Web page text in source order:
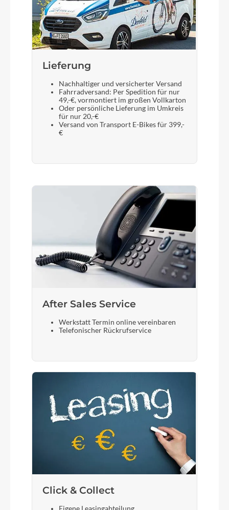
CUBE Dropper Post, Handlebar Lever, Internal
Cable Routing, 316mm
Lieferung
Nachhaltiger und versicherter Versand
Fahrradversand: Per Spedition für nur
49,-€, vormontiert im großen Vollkarton
Oder persönliche Lieferung im Umkreis
für nur 20,-€
Versand von Transport E-Bikes für 399,-
€
After Sales Service
Werkstatt Termin online vereinbaren
Telefonischer Rückrufservice
Click & Collect